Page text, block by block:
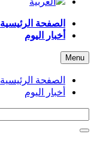
الصفحة الرئيسية
أخبار اليوم
Menu
الصفحة الرئيسية
أخبار اليوم